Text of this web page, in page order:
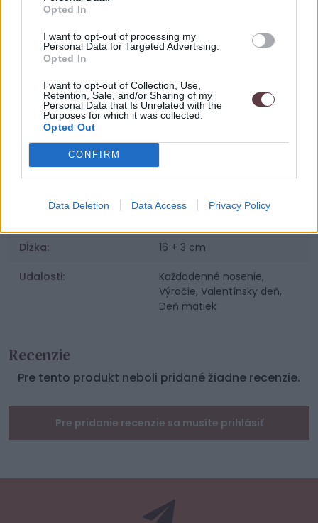
Opted In
I want to opt-out of processing my
Personal Data for Targeted Advertising.
Opted In
I want to opt-out of Collection, Use,
Retention, Sale, and/or Sharing of my
Personal Data that Is Unrelated with the
Purposes for which it was collected.
Opted Out
CONFIRM
Data Deletion Data Access Privacy Policy
Výrobca: Vamira
Farba: Zlatá
Materiál:
Povrchová úprava:
Dĺžka: 16 + 3 cm
Udalosti:
Každodenné nosenie,
Výročie, Valentínsky deň,
Deň matiek
Recenzie
Pre tento produkt neboli pridané žiadne recenzie.
Pre pridanie recenzie sa musíte prihlásiť